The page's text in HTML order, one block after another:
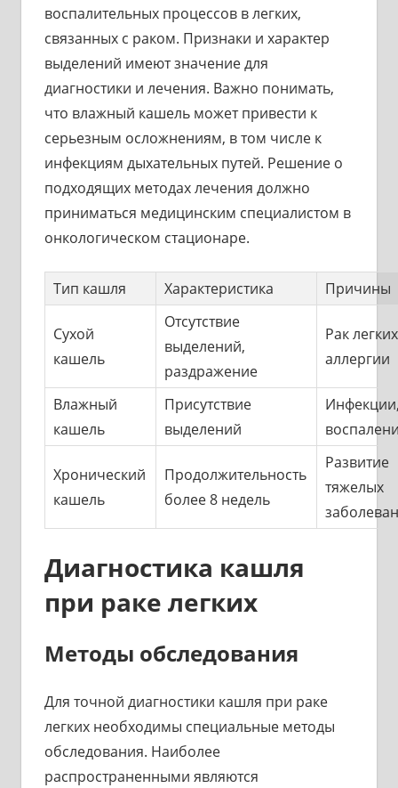
воспалительных процессов в легких,
связанных с раком. Признаки и характер
выделений имеют значение для
диагностики и лечения. Важно понимать,
что влажный кашель может привести к
серьезным осложнениям, в том числе к
инфекциям дыхательных путей. Решение о
подходящих методах лечения должно
приниматься медицинским специалистом в
онкологическом стационаре.
Тип кашля Характеристика Причины
Сухой
кашель
Отсутствие
выделений,
раздражение
Рак
аллергии
Влажный
кашель
Присутствие
выделений
Хронический
кашель
Продолжительность
более 8 недель
Развитие
тяжелых
Диагностика кашля
при раке легких
Методы обследования
Для точной диагностики кашля при раке
легких необходимы специальные методы
обследования. Наиболее
распространенными являются